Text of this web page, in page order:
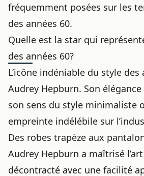
fréquemment posées sur les
des années 60.
Quelle est la star qui
des années 60?
L’icône indéniable du style des
Audrey Hepburn. Son
son sens du style minimaliste
empreinte indélébile sur
Des robes trapèze aux
Audrey Hepburn a maîtrisé
décontracté avec une facilité